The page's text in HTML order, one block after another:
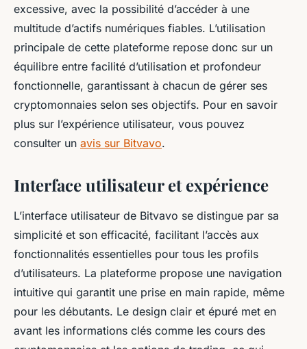
excessive, avec la possibilité d’accéder à une
multitude d’actifs numériques fiables. L’utilisation
principale de cette plateforme repose donc sur un
équilibre entre facilité d’utilisation et profondeur
fonctionnelle, garantissant à chacun de gérer ses
cryptomonnaies selon ses objectifs. Pour en savoir
plus sur l’expérience utilisateur, vous pouvez
consulter un avis sur Bitvavo.
Interface utilisateur et expérience
L’interface utilisateur de Bitvavo se distingue par sa
simplicité et son efficacité, facilitant l’accès aux
fonctionnalités essentielles pour tous les profils
d’utilisateurs. La plateforme propose une navigation
intuitive qui garantit une prise en main rapide, même
pour les débutants. Le design clair et épuré met en
avant les informations clés comme les cours des